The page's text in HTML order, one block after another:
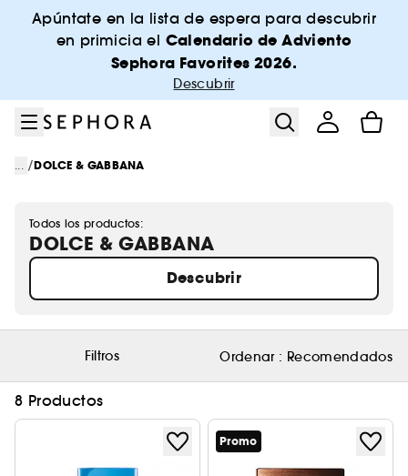
Ir al menú
Ir al contenido principal
Ir al pie de página
Apúntate en la lista de espera para descubrir
en primicia el Calendario de Adviento
Sephora Favorites 2026.
Descubrir
... /DOLCE & GABBANA
Todos los productos:
DOLCE & GABBANA
Descubrir
Filtros Ordenar : Recomendados
8 Productos
Promo